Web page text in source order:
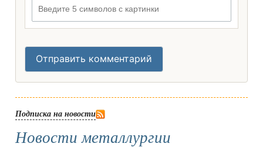
Отправить комментарий
Подписка на новости
Новости металлургии